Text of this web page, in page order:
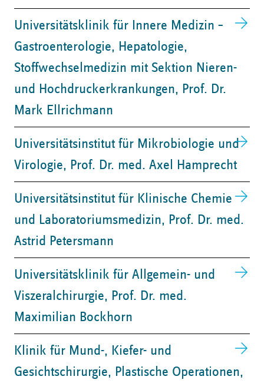
Universitätsklinik für Innere Medizin –
Gastroenterologie, Hepatologie,
Stoffwechselmedizin mit Sektion Nieren-
und Hochdruckerkrankungen, ​Prof. Dr.
Mark Ellrichmann
Universitätsinstitut für Mikrobiologie und
Virologie, ​Prof. Dr. med. Axel Hamprecht
​Universitätsinstitut für Klinische Chemie
und Laboratoriumsmedizin, ​Prof. Dr. med.
Astrid Petersmann
Universitätsklinik für Allgemein- und
Viszeralchirurgie, ​Prof. Dr. med.
Maximilian Bockhorn
Klinik für Mund-, Kiefer- und
Gesichtschirurgie, Plastische Operationen, ​